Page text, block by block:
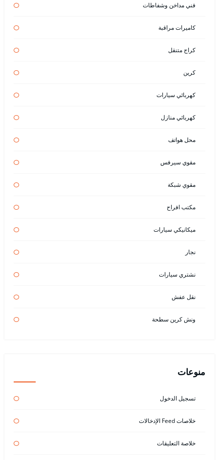
فني مداخن وشفاطات
كاميرات مراقبة
كراج متنقل
كرين
كهربائي سيارات
كهربائي منازل
محل هواتف
مقوي سيرفس
مقوي شبكة
مكتب افراح
ميكانيكي سيارات
نجار
نشتري سيارات
نقل عفش
ونش كرين سطحة
منوعات
تسجيل الدخول
خلاصات Feed الإدخالات
خلاصة التعليقات